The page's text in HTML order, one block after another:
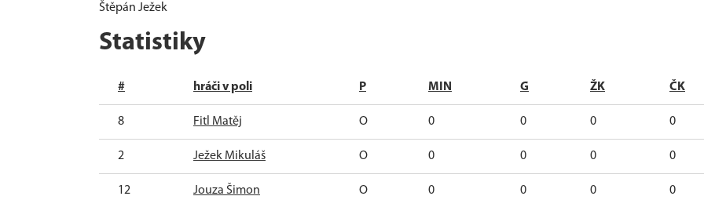
Štěpán Ježek
Statistiky
# hráči v poli P MIN G ŽK ČK
8 Fitl Matěj O 0 0 0 0
2 Ježek Mikuláš O 0 0 0 0
12 Jouza Šimon O 0 0 0 0